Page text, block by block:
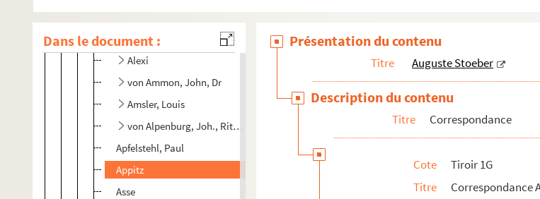
Dans le document :
Académie de Strasbourg (inspecteur)
?
Alexi
von Ammon, John, Dr
Amsler, Louis
von Alpenburg, Joh., Ritter
Apfelstehl, Paul
Appitz
Asse
Présentation du contenu
Titre Auguste Stoeber
Description du contenu
Titre Correspondance
Cote
Tiroir 1G
Titre
Correspondance